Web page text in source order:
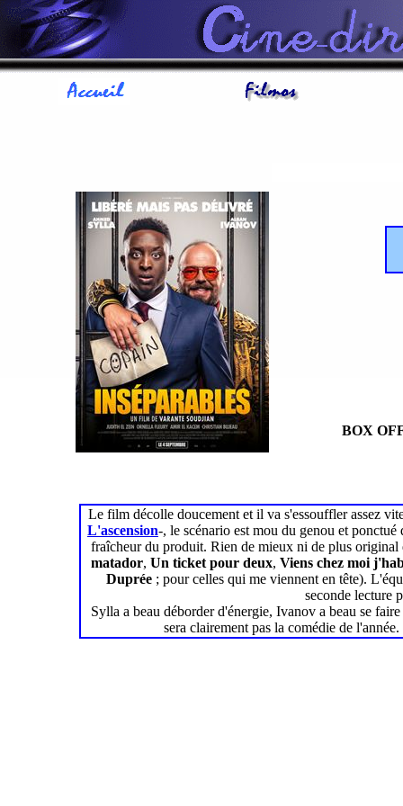
BOX
Le film décolle doucement et il va s'essouffler assez
L'ascension-, le scénario est mou du genou et
fraîcheur du produit. Rien de mieux ni de plus
matador, Un ticket pour deux, Viens chez moi
Duprée ; pour celles qui me viennent en tête).
seconde lecture
Sylla a beau déborder d'énergie, Ivanov a beau se
sera clairement pas la comédie de